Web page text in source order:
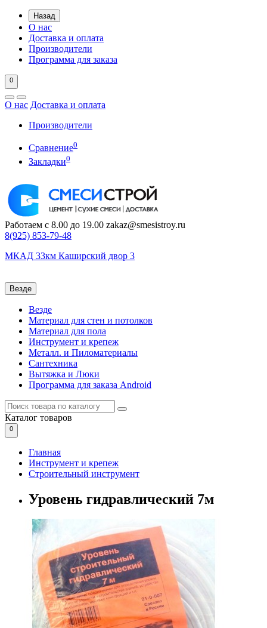
Назад
О нас
Доставка и оплата
Производители
Программа для заказа
0
О нас Доставка и оплата
Производители
Сравнение0
Закладки0
Работаем с 8.00 до 19.00 zakaz@smesistroy.ru
8(925) 853-79-48
МКАД 33км Каширский двор 3
Везде
Везде
Материал для стен и потолков
Материал для пола
Инструмент и крепеж
Металл. и Пиломатериалы
Сантехника
Вытяжка и Люки
Программа для заказа Android
Каталог товаров
0
Главная
Инструмент и крепеж
Строительный инструмент
Уровень гидравлический 7м